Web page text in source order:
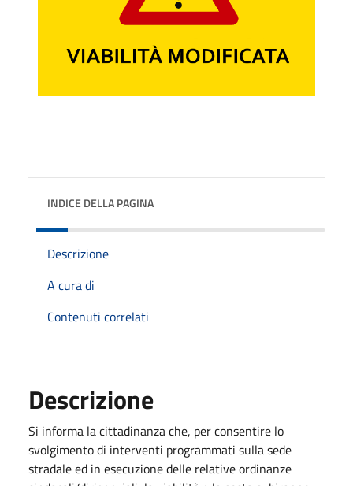
INDICE DELLA PAGINA
Descrizione
A cura di
Contenuti correlati
Descrizione
Si informa la cittadinanza che, per consentire lo
svolgimento di interventi programmati sulla sede
stradale ed in esecuzione delle relative ordinanze